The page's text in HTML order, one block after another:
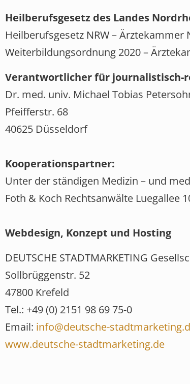
Heilberufsgesetz des Landes
Heilberufsgesetz NRW – Ärztekammer
Weiterbildungsordnung 2020 –
Verantwortlicher für journalistisch-
Dr. med. univ. Michael Tobias
Pfeifferstr. 68
40625 Düsseldorf
Kooperationspartner:
Unter der ständigen Medizin – und
Foth & Koch Rechtsanwälte Luegallee
Webdesign, Konzept und Hosting
DEUTSCHE STADTMARKETING
Sollbrüggenstr. 52
47800 Krefeld
Tel.: +49 (0) 2151 98 69 75-0
Email: info@deutsche-
www.deutsche-stadtmarketing.de